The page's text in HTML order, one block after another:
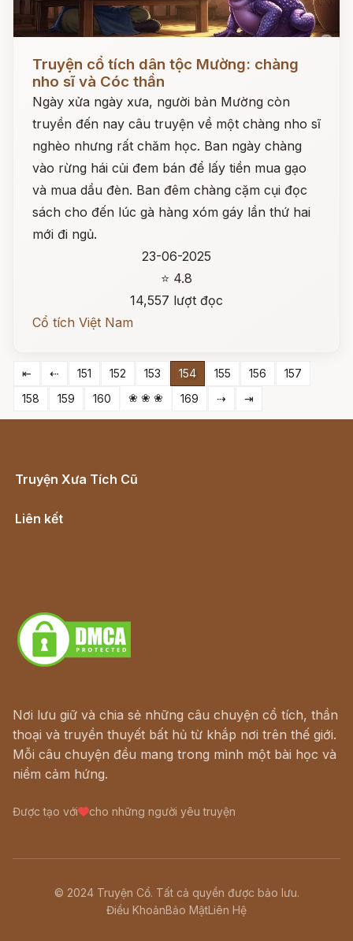
Truyện cổ tích dân tộc Mường: chàng
nho sĩ và Cóc thần
Ngày xửa ngày xưa, người bản Mường còn
truyền đến nay câu truyện về một chàng nho sĩ
nghèo nhưng rất chăm học. Ban ngày chàng
vào rừng hái củi đem bán để lấy tiền mua gạo
và mua dầu đèn. Ban đêm chàng cặm cụi đọc
sách cho đến lúc gà hàng xóm gáy lần thứ hai
mới đi ngủ.
23-06-2025
⭐ 4.8
14,557 lượt đọc
Cổ tích Việt Nam
⇤ ⇠ 151 152 153 154 155 156
157
158
159 160 ❀ ❀ ❀ 169 ⇢ ⇥
Truyện Xưa Tích Cũ
Liên kết
Nơi lưu giữ và chia sẻ những câu chuyện cổ tích, thần
thoại và truyền thuyết bất hủ từ khắp nơi trên thế giới.
Mỗi câu chuyện đều mang trong mình một bài học và
niềm cảm hứng.
Được tạo với cho những người yêu truyện
© 2024 Truyện Cổ. Tất cả quyền được bảo lưu.
Điều KhoảnBảo MậtLiên Hệ